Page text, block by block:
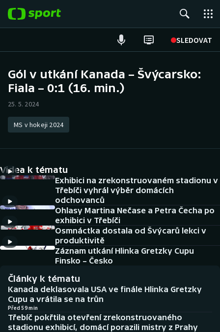
SLEDOVAT
Hokej
Atletika
DALŠÍ SPORTY
Americký fotbal
Baseball a softbal
Basketbal
Biatlon
Boby a skeleton
Box
NEPŘEHLÉDNĚTE
Soutěže
Historické návraty
Aplikace ČT sport
AZ kvíz
Gól v utkání Kanada – Švýcarsko:
Fiala – 0:1 (16. min.)
25. 5. 2024
MS v hokeji 2024
Videa k tématu
Exhibici na zrekonstruovaném stadionu v
Třebíči vyhrál výběr domácích
odchovanců
Ohlasy Martina Nečase a Petra Čecha po
exhibici v Třebíči
Osmnáctka dostala od Švýcarů lekci v
produktivitě
Záznam utkání Hlinka Gretzky Cupu
Finsko – Česko
Články k tématu
Kanada deklasovala USA ve finále Hlinka Gretzky
Cupu a vrátila se na trůn
Před 59 min
Třebíč pokřtila otevření zrekonstruovaného
stadionu exhibicí, domácí porazili mistry z Prahy